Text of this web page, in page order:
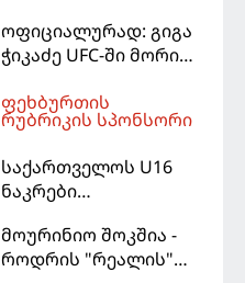
ჩააგდეს - რა
ხდებოდა ტრაბზონში
ფეხბურთელის
წარდგენისას
ოფიციალურად: გიგა
ჭიკაძე UFC-ში მორიგ
სექტემბერში
გამართავს
ფეხბურთის
რუბრიკის სპონსორი
საქართველოს U16
ნაკრები
ფინალურ ეტაპზე – A
დივიზიონში
მოურინიო შოკშია -
როდრის "რეალის"